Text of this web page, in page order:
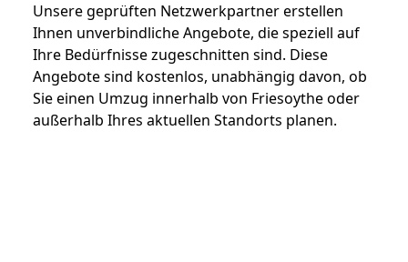
Unsere geprüften Netzwerkpartner erstellen
Ihnen unverbindliche Angebote, die speziell auf
Ihre Bedürfnisse zugeschnitten sind. Diese
Angebote sind kostenlos, unabhängig davon, ob
Sie einen Umzug innerhalb von Friesoythe oder
außerhalb Ihres aktuellen Standorts planen.